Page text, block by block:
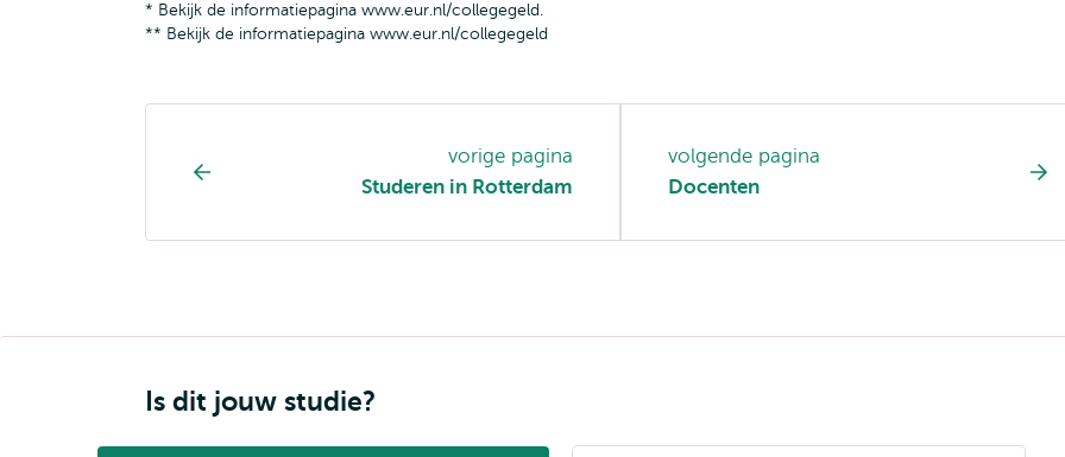
* Bekijk de informatiepagina www.eur.nl/collegegeld.
** Bekijk de informatiepagina www.eur.nl/collegegeld
pagina
vorige pagina
Studeren in Rotterdam
volgende pagina
Docenten
Is dit jouw studie?